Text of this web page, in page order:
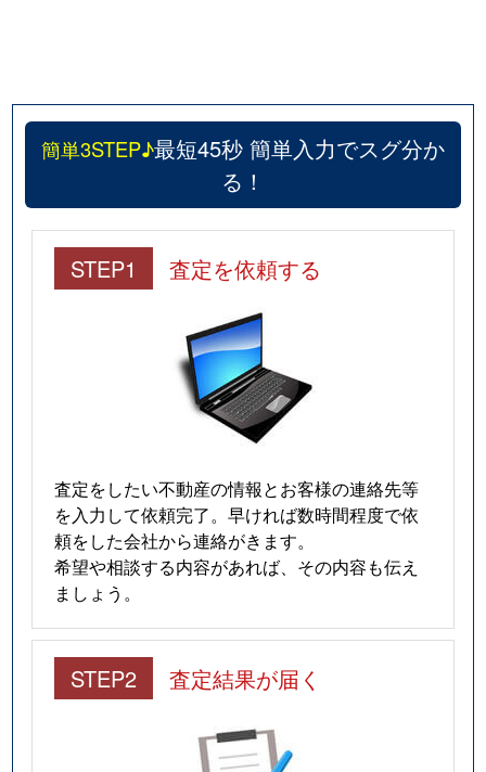
簡単3STEP♪最短45秒 簡単入力でスグ分か
る！
STEP1 査定を依頼する
査定をしたい不動産の情報とお客様の連絡先等
を入力して依頼完了。早ければ数時間程度で依
頼をした会社から連絡がきます。
希望や相談する内容があれば、その内容も伝え
ましょう。
STEP2 査定結果が届く